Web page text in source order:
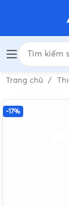
Trang chủ
-17%